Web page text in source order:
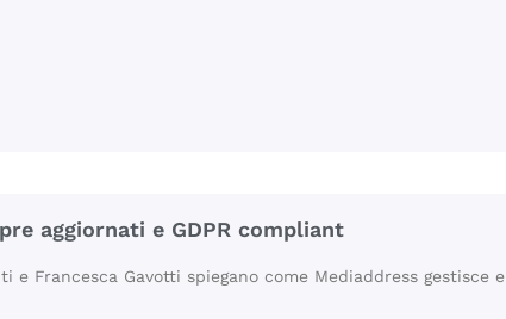
aggiornati e GDPR compliant
e Francesca Gavotti spiegano come Mediaddress gestisce e